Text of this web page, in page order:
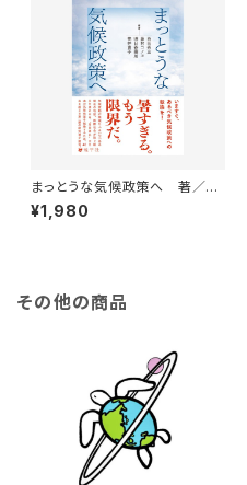
まっとうな気候政策へ 著／文
／編集：西岡秀、藤村コノヱ、明
日香壽川、桃井 貴子
¥1,980
その他の商品